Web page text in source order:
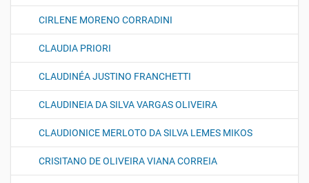
CIRLENE MORENO CORRADINI
CLAUDIA PRIORI
CLAUDINÉA JUSTINO FRANCHETTI
CLAUDINEIA DA SILVA VARGAS OLIVEIRA
CLAUDIONICE MERLOTO DA SILVA LEMES MIKOS
CRISITANO DE OLIVEIRA VIANA CORREIA